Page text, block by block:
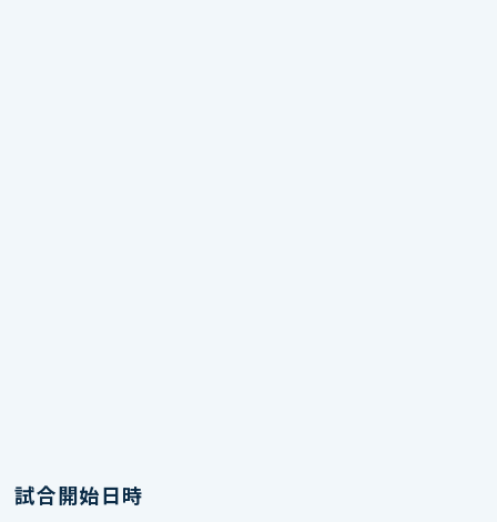
試合開始日時